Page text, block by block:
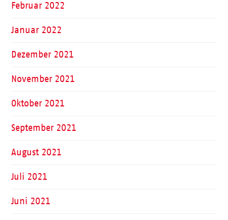
Februar 2022
Januar 2022
Dezember 2021
November 2021
Oktober 2021
September 2021
August 2021
Juli 2021
Juni 2021